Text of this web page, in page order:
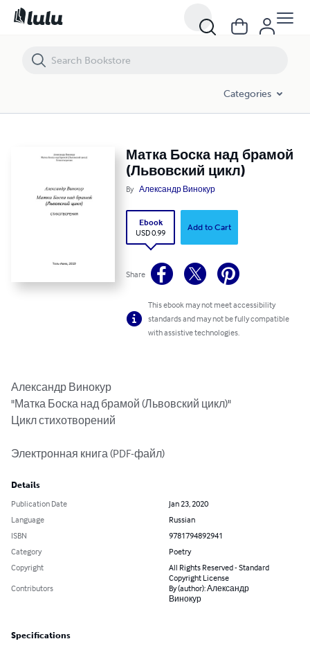
Categories
Матка Боска над брамой
(Львовский цикл)
By Александр Винокур
Ebook
USD 0.99
Add to Cart
Share
This ebook may not meet accessibility
standards and may not be fully compatible
with assistive technologies.
Александр Винокур
"Матка Боска над брамой (Львовский цикл)"
Цикл стихотворений
Электронная книга (PDF-файл)
Details
Publication Date
Jan 23, 2020
Language
Russian
ISBN
9781794892941
Category
Poetry
Copyright
All Rights Reserved - Standard
Copyright License
Contributors
By (author): Александр
Винокур
Specifications
Матка Боска над брамой (Львовский цикл)